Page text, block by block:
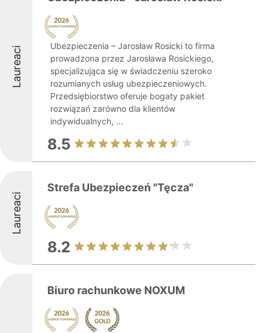
Laureaci
Ubezpieczenia – Jarosław Rosicki to firma
prowadzona przez Jarosława Rosickiego,
specjalizująca się w świadczeniu szeroko
rozumianych usług ubezpieczeniowych.
Przedsiębiorstwo oferuje bogaty pakiet
rozwiązań zarówno dla klientów
indywidualnych, ...
8.5
Laureaci
Strefa Ubezpieczeń "Tęcza"
8.2
Biuro rachunkowe NOXUM